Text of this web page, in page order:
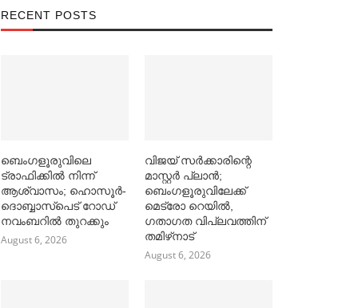
RECENT POSTS
ബെംഗളൂരുവിലെ
ട്രാഫിക്കില്‍ നിന്ന്
ആശ്വാസം; ഹൊസൂര്‍-
ദൊബ്ബാസ്പെട് റോഡ്
നവംബറില്‍ തുറക്കും
August 6, 2026
വിജയ് സര്‍ക്കാരിന്റെ
മാസ്റ്റര്‍ പ്ലാന്‍;
ബെംഗളൂരുവിലേക്ക്
മെട്രോ റെയില്‍,
ഗതാഗത വിപ്ലവത്തിന്
തമിഴ്‌നാട്
August 6, 2026